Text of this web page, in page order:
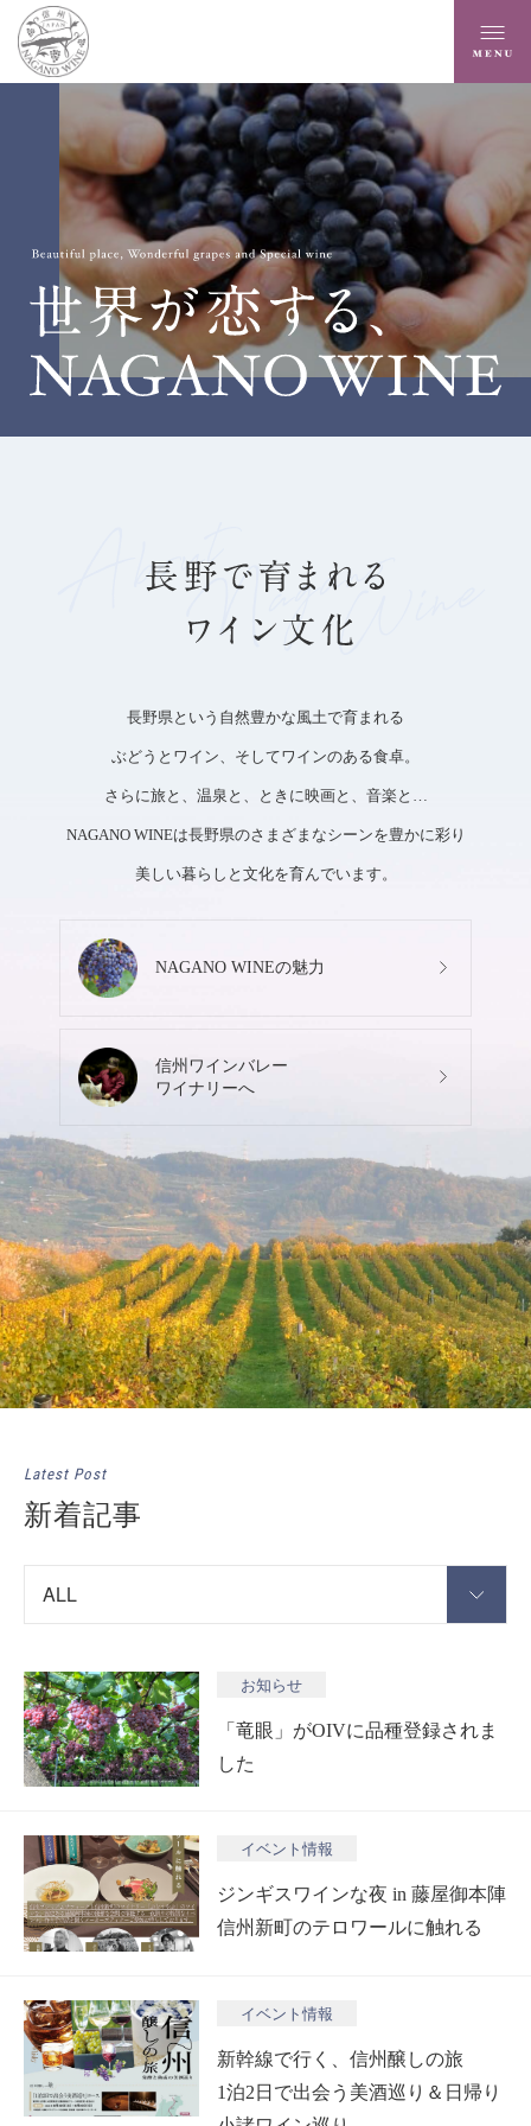
長野県という自然豊かな風土で育まれる
ぶどうとワイン、そしてワインのある食卓。
さらに旅と、温泉と、ときに映画と、音楽と…
NAGANO WINEは長野県のさまざまなシーンを豊かに彩り
美しい暮らしと文化を育んでいます。
NAGANO WINEの魅力
信州ワインバレー
ワイナリーへ
Latest Post
新着記事
お知らせ
「竜眼」がOIVに品種登録されま
した
イベント情報
ジンギスワインな夜 in 藤屋御本陣
信州新町のテロワールに触れる
イベント情報
新幹線で行く、信州醸しの旅
1泊2日で出会う美酒巡り＆日帰り